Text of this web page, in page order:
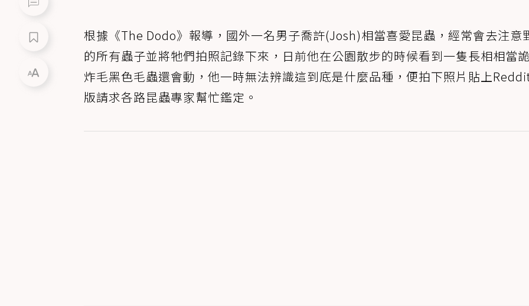
根據《The Dodo》報導，國外一名男子喬許(Josh)相當喜愛昆蟲，經常會去注意
的所有蟲子並將牠們拍照記錄下來，日前他在公園散步的時候看到一隻長相相當
炸毛黑色毛蟲還會動，他一時無法辨識這到底是什麼品種，便拍下照片貼上
版請求各路昆蟲專家幫忙鑑定。